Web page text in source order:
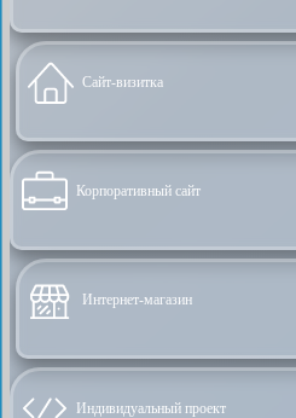
Сайт-визитка
Корпоративный сайт
Интернет-магазин
Индивидуальный проект